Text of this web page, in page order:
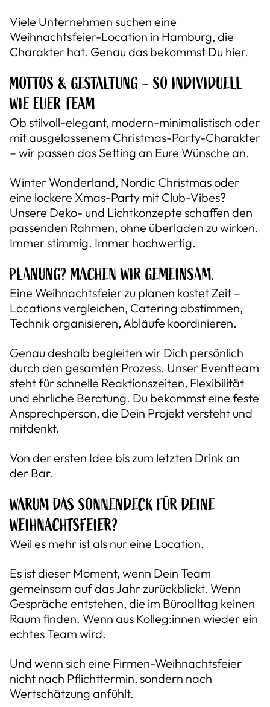
Viele Unternehmen suchen eine
Weihnachtsfeier-Location in Hamburg, die
Charakter hat. Genau das bekommst Du hier.
MOTTOS & GESTALTUNG – SO INDIVIDUELL
WIE EUER TEAM
Ob stilvoll-elegant, modern-minimalistisch oder
mit ausgelassenem Christmas-Party-Charakter
– wir passen das Setting an Eure Wünsche an.
Winter Wonderland, Nordic Christmas oder
eine lockere Xmas-Party mit Club-Vibes?
Unsere Deko- und Lichtkonzepte schaffen den
passenden Rahmen, ohne überladen zu wirken.
Immer stimmig. Immer hochwertig.
PLANUNG? MACHEN WIR GEMEINSAM.
Eine Weihnachtsfeier zu planen kostet Zeit –
Locations vergleichen, Catering abstimmen,
Technik organisieren, Abläufe koordinieren.
Genau deshalb begleiten wir Dich persönlich
durch den gesamten Prozess. Unser Eventteam
steht für schnelle Reaktionszeiten, Flexibilität
und ehrliche Beratung. Du bekommst eine feste
Ansprechperson, die Dein Projekt versteht und
mitdenkt.
Von der ersten Idee bis zum letzten Drink an
der Bar.
WARUM DAS SONNENDECK FÜR DEINE
WEIHNACHTSFEIER?
Weil es mehr ist als nur eine Location.
Es ist dieser Moment, wenn Dein Team
gemeinsam auf das Jahr zurückblickt. Wenn
Gespräche entstehen, die im Büroalltag keinen
Raum finden. Wenn aus Kolleg:innen wieder ein
echtes Team wird.
Und wenn sich eine Firmen-Weihnachtsfeier
nicht nach Pflichttermin, sondern nach
Wertschätzung anfühlt.